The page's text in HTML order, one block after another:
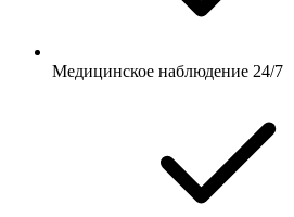
Медицинское наблюдение 24/7